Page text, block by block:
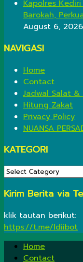
Kapolres
Barokah,
August 6, 2026
NAVIGASI
Home
Contact
Jadwal Salat &
Hitung Zakat
Privacy Policy
NUANSA
KATEGORI
KATEGORI
Kirim Berita via
klik tautan berikut:
https://t.me/ldiibot
Home
Contact